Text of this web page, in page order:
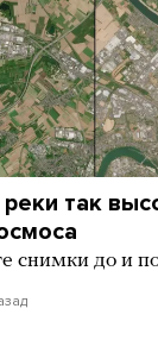
так
снимки до и